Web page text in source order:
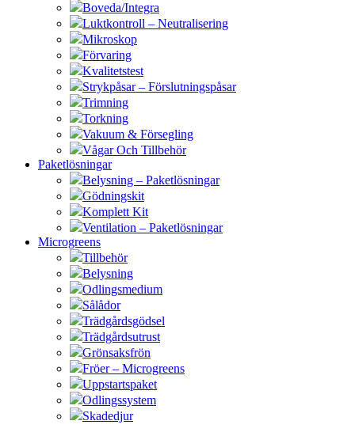
Boveda/Integra
Luktkontroll – Neutralisering
Mikroskop
Förvaring
Kvalitetstest
Strykpåsar – Förslutningspåsar
Trimning
Torkning
Vakuum & Försegling
Vågar Och Tillbehör
Paketlösningar
Belysning – Paketlösningar
Gödningskit
Komplett Kit
Ventilation – Paketlösningar
Microgreens
Tillbehör
Belysning
Odlingsmedium
Sålådor
Trädgårdsgödsel
Trädgårdsutrust
Grönsaksfrön
Fröer – Microgreens
Uppstartspaket
Odlingssystem
Skadedjur